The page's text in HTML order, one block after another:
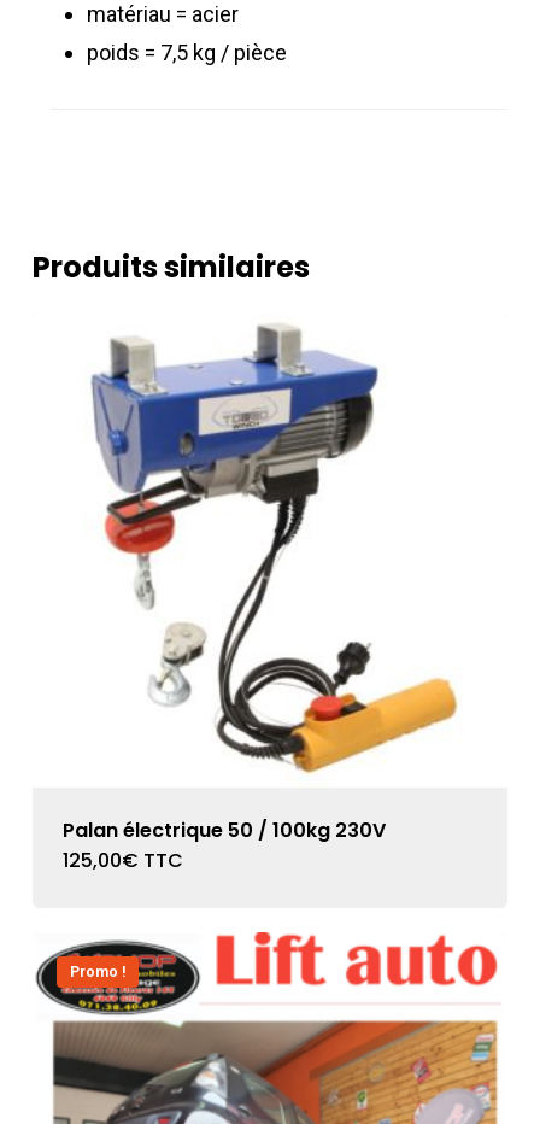
matériau = acier
poids = 7,5 kg / pièce
Produits similaires
Palan électrique 50 / 100kg 230V
125,00€ TTC
Promo !